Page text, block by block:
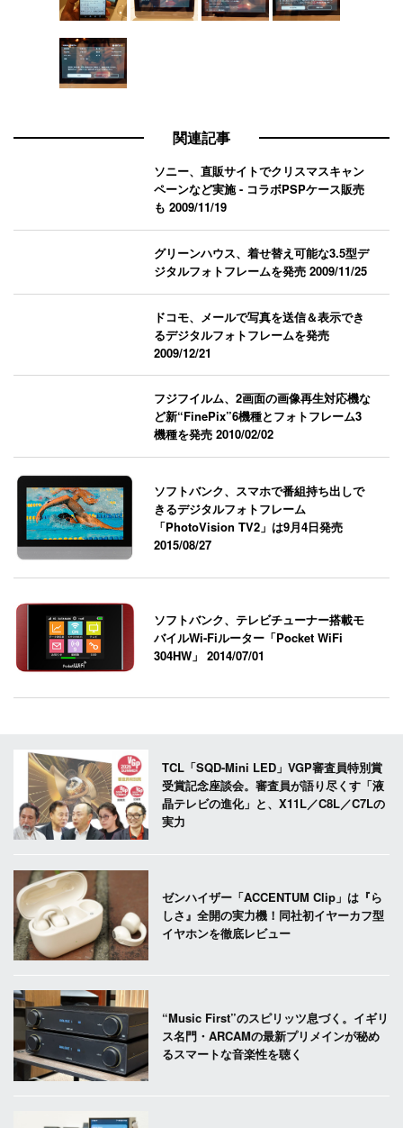
関連記事
ソニー、直販サイトでクリスマスキャン
ペーンなど実施 - コラボPSPケース販売
も2009/11/19
グリーンハウス、着せ替え可能な3.5型デ
ジタルフォトフレームを発売2009/11/25
ドコモ、メールで写真を送信＆表示でき
るデジタルフォトフレームを発売
2009/12/21
フジフイルム、2画面の画像再生対応機な
ど新“FinePix”6機種とフォトフレーム3
機種を発売2010/02/02
ソフトバンク、スマホで番組持ち出しで
きるデジタルフォトフレーム
「PhotoVision TV2」は9月4日発売
2015/08/27
ソフトバンク、テレビチューナー搭載モ
バイルWi-Fiルーター「Pocket WiFi
304HW」2014/07/01
TCL「SQD-Mini LED」VGP審査員特別賞
受賞記念座談会。審査員が語り尽くす「液
晶テレビの進化」と、X11L／C8L／C7Lの
実力
ゼンハイザー「ACCENTUM Clip」は『ら
しさ』全開の実力機！同社初イヤーカフ型
イヤホンを徹底レビュー
“Music First”のスピリッツ息づく。イギリ
ス名門・ARCAMの最新プリメインが秘め
るスマートな音楽性を聴く